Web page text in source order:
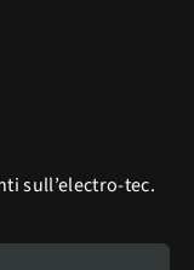
sull’electro-tec.